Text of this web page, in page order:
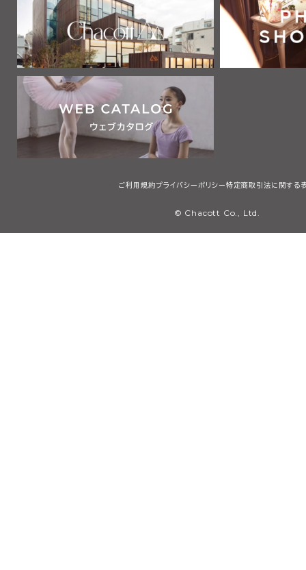
ご利用規約プライバシーポリシー 特定商取引法に関する
© Chacott Co., Ltd.